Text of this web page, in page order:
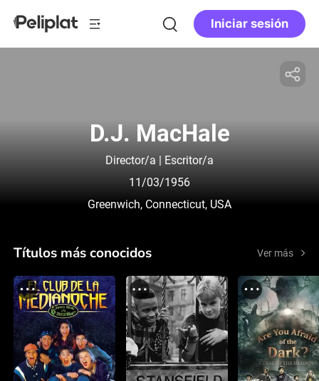
Iniciar sesión
D.J. MacHale
Director/a | Escritor/a
11/03/1956
Greenwich, Connecticut, USA
Títulos más conocidos Ver más